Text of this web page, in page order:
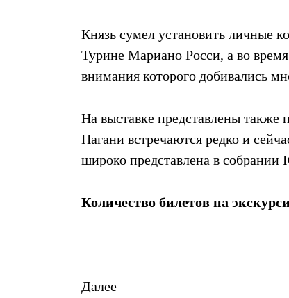
Князь сумел установить личные
Турине Мариано Росси, а во
внимания которого добивались
На выставке представлены
Пагани встречаются редко и
широко представлена в
Количество билетов на
Далее